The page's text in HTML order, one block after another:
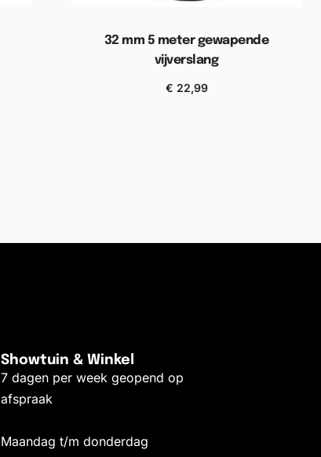
32 mm 5 meter gewapende
vijverslang
€ 22,99
Showtuin & Winkel
7 dagen per week geopend op
afspraak
Maandag t/m donderdag